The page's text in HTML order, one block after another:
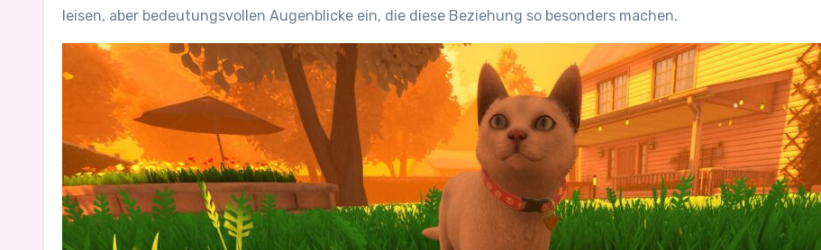
leisen, aber bedeutungsvollen Augenblicke ein, die diese Beziehung so besonders machen.